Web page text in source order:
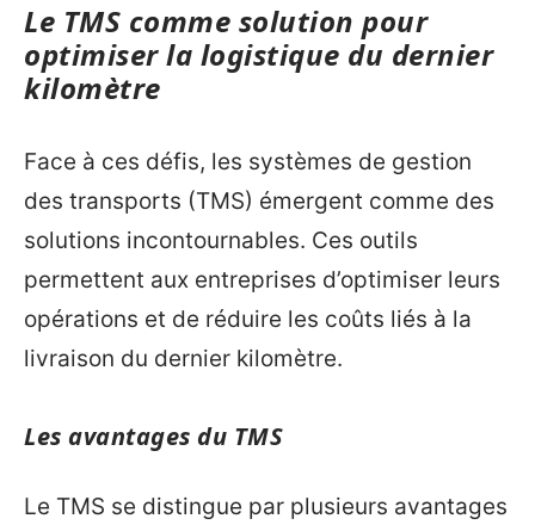
Le TMS comme solution pour
optimiser la logistique du dernier
kilomètre
Face à ces défis, les systèmes de gestion
des transports (TMS) émergent comme des
solutions incontournables. Ces outils
permettent aux entreprises d’optimiser leurs
opérations et de réduire les coûts liés à la
livraison du dernier kilomètre.
Les avantages du TMS
Le TMS se distingue par plusieurs avantages